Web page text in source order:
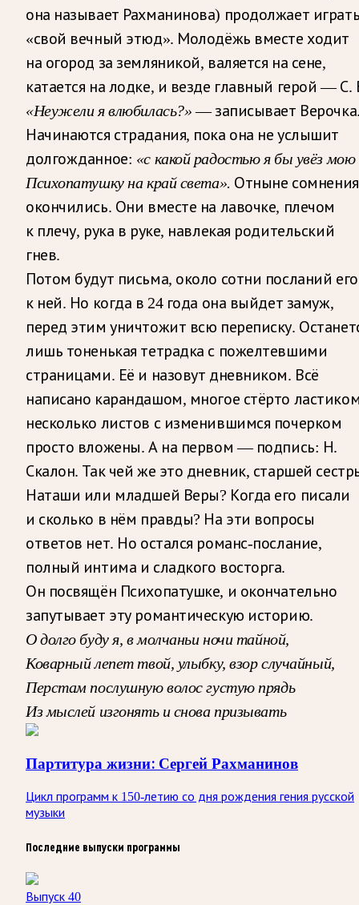
она называет Рахманинова) продолжает
«свой вечный этюд». Молодёжь вместе ходит
на огород за земляникой, валяется на сене,
катается на лодке, и везде главный герой — С.
«Неужели я влюбилась?»— записывает
Начинаются страдания, пока она не услышит
долгожданное: «с какой радостью я бы увёз мою
Психопатушку на край света». Отныне сомнения
окончились. Они вместе на лавочке, плечом
к плечу, рука в руке, навлекая родительский
гнев.
Потом будут письма, около сотни посланий его
к ней. Но когда в 24 года она выйдет замуж,
перед этим уничтожит всю переписку.
лишь тоненькая тетрадка с пожелтевшими
страницами. Её и назовут дневником. Всё
написано карандашом, многое стёрто
несколько листов с изменившимся почерком
просто вложены. А на первом — подпись: Н.
Скалон. Так чей же это дневник, старшей
Наташи или младшей Веры? Когда его писали
и сколько в нём правды? На эти вопросы
ответов нет. Но остался романс-послание,
полный интима и сладкого восторга.
Он посвящён Психопатушке, и окончательно
запутывает эту романтическую историю.
О долго буду я, в молчаньи ночи тайной,
Коварный лепет твой, улыбку, взор случайный,
Перстам послушную волос густую прядь
Из мыслей изгонять и снова призывать
Партитура жизни: Сергей Рахманинов
Цикл программ к 150-летию со дня рождения гения русской
музыки
Последние выпуски программы
Выпуск 40